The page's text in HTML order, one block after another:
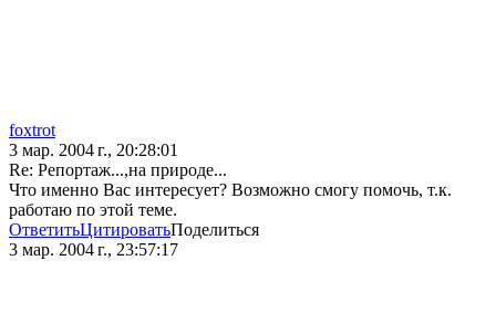
foxtrot
3 мар. 2004 г., 20:28:01
Re: Репортаж...,на природе...
Что именно Вас интересует? Возможно смогу помочь, т.к.
работаю по этой теме.
ОтветитьЦитироватьПоделиться
3 мар. 2004 г., 23:57:17